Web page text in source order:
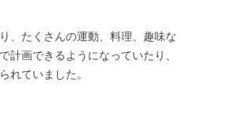
、たくさんの運動、料理、趣味な
計画できるようになっていたり、
れていました。